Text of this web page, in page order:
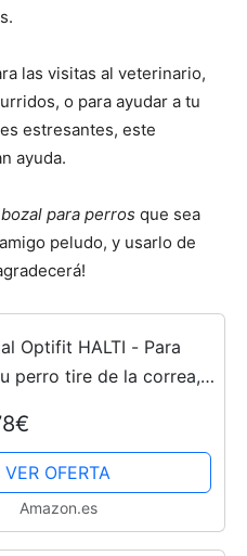
las visitas al veterinario,
o para ayudar a tu
estresantes, este
ayuda.
bozal para perros que sea
peludo, y usarlo de
Optifit HALTI - Para
perro tire de la correa,
Adiestramiento
VER OFERTA
Amazon.es